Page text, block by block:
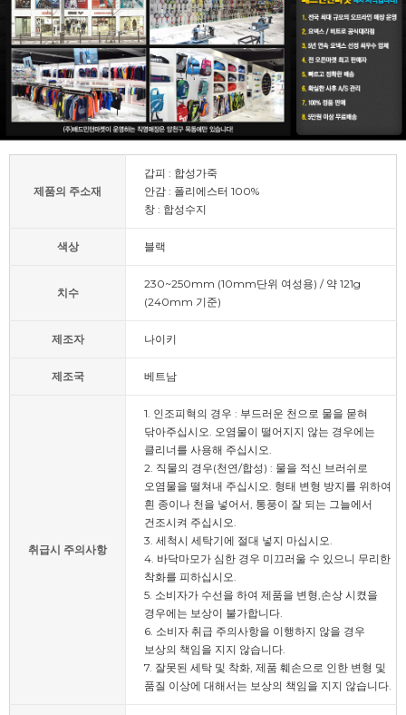
제품의 주소재
갑피 : 합성가죽
안감 : 폴리에스터 100%
창 : 합성수지
색상 블랙
치수
230~250mm (10mm단위 여성용) / 약 121g
(240mm 기준)
제조자 나이키
제조국 베트남
취급시 주의사항
1. 인조피혁의 경우 : 부드러운 천으로 물을 묻혀
닦아주십시오. 오염물이 떨어지지 않는 경우에는
클리너를 사용해 주십시오.
2. 직물의 경우(천연/합성) : 물을 적신 브러쉬로
오염물을 떨쳐내 주십시오. 형태 변형 방지를 위하여
흰 종이나 천을 넣어서, 통풍이 잘 되는 그늘에서
건조시켜 주십시오.
3. 세척시 세탁기에 절대 넣지 마십시오.
4. 바닥마모가 심한 경우 미끄러울 수 있으니 무리한
착화를 피하십시오.
5. 소비자가 수선을 하여 제품을 변형,손상 시켰을
경우에는 보상이 불가합니다.
6. 소비자 취급 주의사항을 이행하지 않을 경우
보상의 책임을 지지 않습니다.
7. 잘못된 세탁 및 착화, 제품 훼손으로 인한 변형 및
품질 이상에 대해서는 보상의 책임을 지지 않습니다.